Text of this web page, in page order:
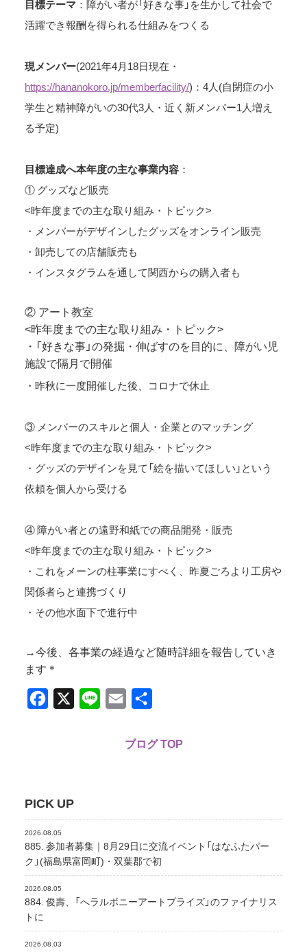
目標テーマ ：障がい者が「好きな事」を生かして社会で
活躍でき報酬を得られる仕組みをつくる
現メンバー(2021年4月18日現在・
https://hananokoro.jp/memberfacility/)：4人(自閉症の小
学生と精神障がいの30代3人・近く新メンバー1人増え
る予定)
目標達成へ本年度の主な事業内容 ：
① グッズなど販売
<昨年度までの主な取り組み・トピック>
・メンバーがデザインしたグッズをオンライン販売
・卸売しての店舗販売も
・インスタグラムを通して関西からの購入者も
② アート教室
<昨年度までの主な取り組み・トピック>
・「好きな事」の発掘・伸ばすのを目的に、障がい児
施設で隔月で開催
・昨秋に一度開催した後、コロナで休止
③ メンバーのスキルと個人・企業とのマッチング
<昨年度までの主な取り組み・トピック>
・グッズのデザインを見て「絵を描いてほしい」という
依頼を個人から受ける
④ 障がい者との遠野和紙での商品開発・販売
<昨年度までの主な取り組み・トピック>
・これをメーンの柱事業にすべく、昨夏ごろより工房や
関係者らと連携づくり
・その他水面下で進行中
→今後、各事業の経過など随時詳細を報告していき
ます＊
Facebook
X Line Email
ブログ TOP
PICK UP
2026.08.05
885. 参加者募集｜8月29日に交流イベント「はなふたパー
ク」(福島県富岡町)・双葉郡で初
2026.08.05
884. 俊壽、「へラルボニーアートプライズ」のファイナリス
トに
2026.08.03